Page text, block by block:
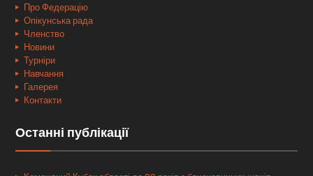
Про Федерацію
Опікунська рада
Членство
Новини
Турніри
Навчання
Галерея
Контакти
Останні публікації